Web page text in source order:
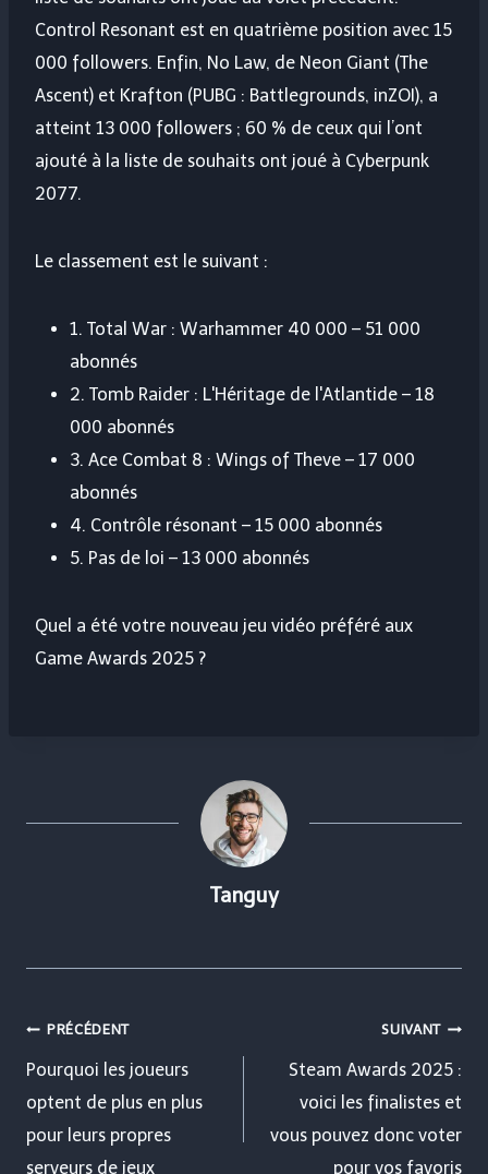
Control Resonant est en quatrième position avec 15
000 followers. Enfin, No Law, de Neon Giant (The
Ascent) et Krafton (PUBG : Battlegrounds, inZOI), a
atteint 13 000 followers ; 60 % de ceux qui l’ont
ajouté à la liste de souhaits ont joué à Cyberpunk
2077.
Le classement est le suivant :
1. Total War : Warhammer 40 000 – 51 000
abonnés
2. Tomb Raider : L'Héritage de l'Atlantide – 18
000 abonnés
3. Ace Combat 8 ​​: Wings of Theve – 17 000
abonnés
4. Contrôle résonant – 15 000 abonnés
5. Pas de loi – 13 000 abonnés
Quel a été votre nouveau jeu vidéo préféré aux
Game Awards 2025 ?
Tanguy
Navigation
de
l’article
PRÉCÉDENT
Pourquoi les joueurs
optent de plus en plus
pour leurs propres
serveurs de jeux
SUIVANT
Steam Awards 2025 :
voici les finalistes et
vous pouvez donc voter
pour vos favoris